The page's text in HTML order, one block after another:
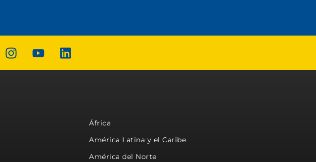
África
América Latina y el Caribe
América del Norte